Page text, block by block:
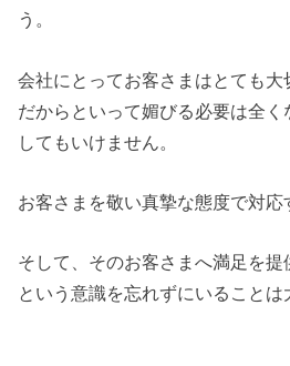
う。
会社にとってお客さまはとても大
だからといって媚びる必要は全く
してもいけません。
お客さまを敬い真摯な態度で対応
そして、そのお客さまへ満足を
という意識を忘れずにいることは